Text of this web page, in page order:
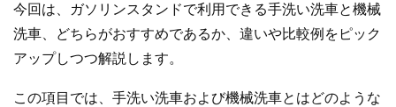
今回は、ガソリンスタンドで利用できる手洗い洗車と機械
洗車、どちらがおすすめであるか、違いや比較例をピック
アップしつつ解説します。
この項目では、手洗い洗車および機械洗車とはどのような